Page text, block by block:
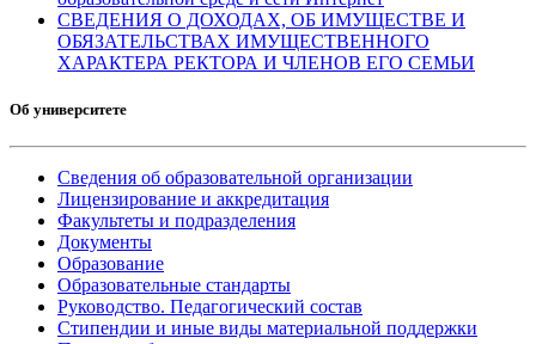
СВЕДЕНИЯ О ДОХОДАХ, ОБ ИМУЩЕСТВЕ И
ОБЯЗАТЕЛЬСТВАХ ИМУЩЕСТВЕННОГО
ХАРАКТЕРА РЕКТОРА И ЧЛЕНОВ ЕГО СЕМЬИ
Об университете
Сведения об образовательной организации
Лицензирование и аккредитация
Факультеты и подразделения
Документы
Образование
Образовательные стандарты
Руководство. Педагогический состав
Стипендии и иные виды материальной поддержки